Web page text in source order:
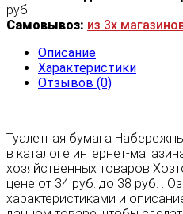
руб.
Самовывоз: из 3х
Описание
Характеристики
Отзывов (0)
Туалетная бумага
в каталоге интернет-
хозяйственных товаров
цене от 34 руб. до 38 руб. .
характеристиками и